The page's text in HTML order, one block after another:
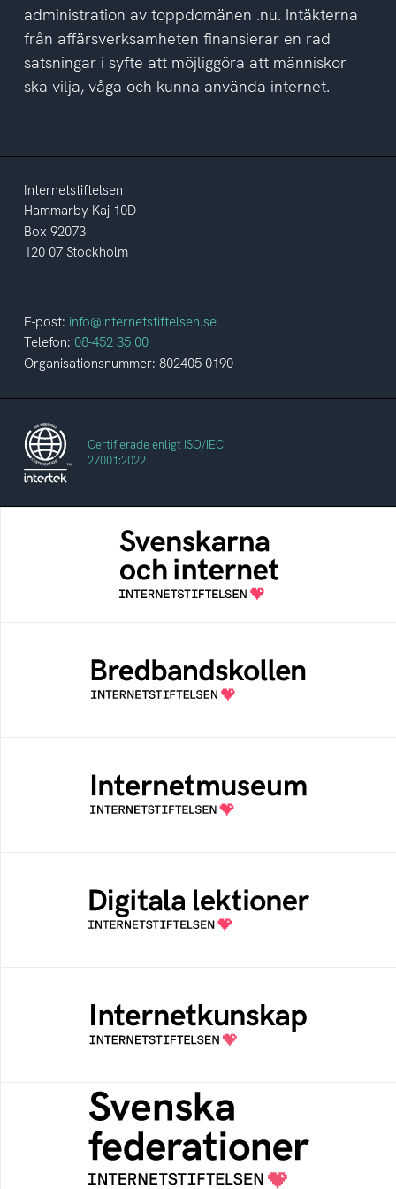
administration av toppdomänen .nu. Intäkterna
från affärsverksamheten finansierar en rad
satsningar i syfte att möjliggöra att människor
ska vilja, våga och kunna använda internet.
Internetstiftelsen
Hammarby Kaj 10D
Box 92073
120 07 Stockholm
E-post: info@internetstiftelsen.se
Telefon: 08-452 35 00
Organisationsnummer: 802405-0190
Certifierade enligt ISO/IEC
27001:2022
Svenskarna och internet
En årlig studie av svenska folkets
internetvanor
Bredbandskollen är ett oberoende
konsumentverktyg som drivs av
Internetstiftelsen
Ett digitalt museum som byggts, och kureras
av Internetstiftelsen
Öppen digital lärresurs med färdiga lektioner
för alla stadier i grundskolan
Samlad kunskap som hjälper dig att bli en
säker och medveten internetanvändare
Svenska federationer
Grunden för medlemskap i en sektors- eller
kontextspecifik federation